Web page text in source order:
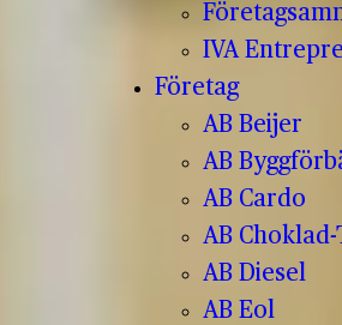
IVA
Företag
AB Beijer
AB
AB Cardo
AB
AB Diesel
AB Eol